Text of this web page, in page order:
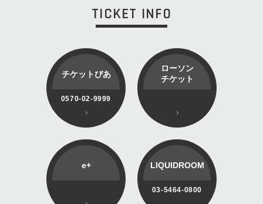
TICKET INFO
チケットぴあ
0570-02-9999
ローソン
チケット
e+ LIQUIDROOM
03-5464-0800